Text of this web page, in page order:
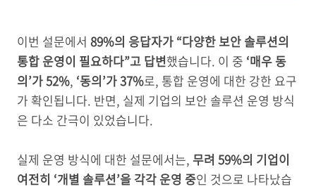
이번 설문에서 89%의 응답자가 “다양한 보안 솔루션의
통합 운영이 필요하다”고 답변했습니다. 이 중 ‘매우 동
의’가 52%, ‘동의’가 37%로, 통합 운영에 대한 강한 요구
가 확인됩니다. 반면, 실제 기업의 보안 솔루션 운영 방식
은 다소 간극이 있었습니다.
실제 운영 방식에 대한 설문에서는, 무려 59%의 기업이
여전히 ‘개별 솔루션’을 각각 운영 중인 것으로 나타났습